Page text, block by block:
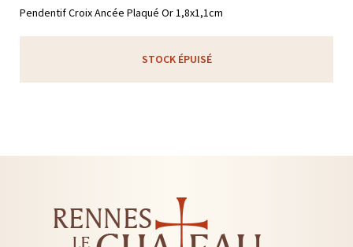
Pendentif Croix Ancée Plaqué Or 1,8x1,1cm
STOCK ÉPUISÉ